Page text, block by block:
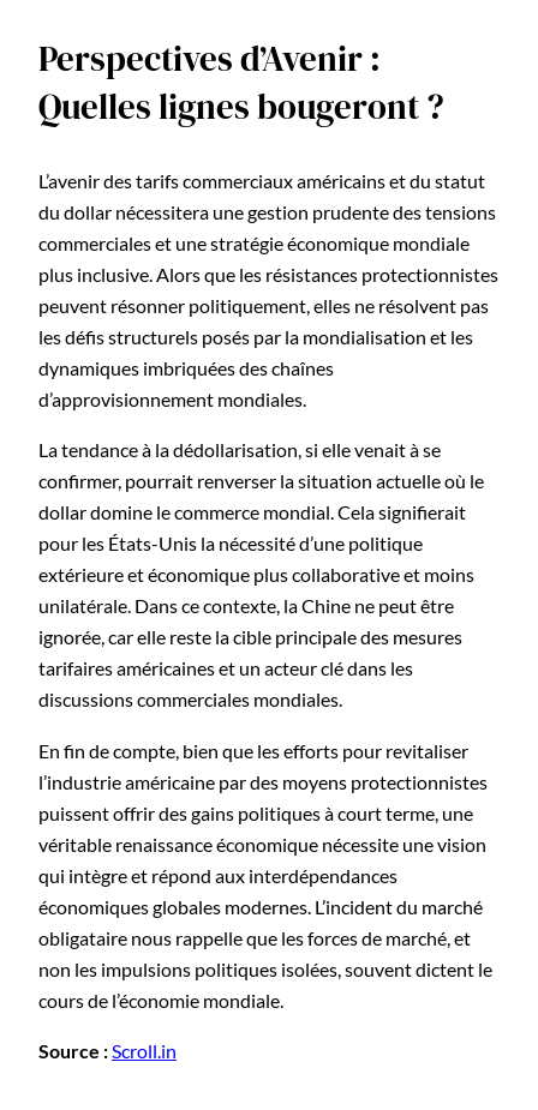
Perspectives d’Avenir :
Quelles lignes bougeront ?
L’avenir des tarifs commerciaux américains et du statut
du dollar nécessitera une gestion prudente des tensions
commerciales et une stratégie économique mondiale
plus inclusive. Alors que les résistances protectionnistes
peuvent résonner politiquement, elles ne résolvent pas
les défis structurels posés par la mondialisation et les
dynamiques imbriquées des chaînes
d’approvisionnement mondiales.
La tendance à la dédollarisation, si elle venait à se
confirmer, pourrait renverser la situation actuelle où le
dollar domine le commerce mondial. Cela signifierait
pour les États-Unis la nécessité d’une politique
extérieure et économique plus collaborative et moins
unilatérale. Dans ce contexte, la Chine ne peut être
ignorée, car elle reste la cible principale des mesures
tarifaires américaines et un acteur clé dans les
discussions commerciales mondiales.
En fin de compte, bien que les efforts pour revitaliser
l’industrie américaine par des moyens protectionnistes
puissent offrir des gains politiques à court terme, une
véritable renaissance économique nécessite une vision
qui intègre et répond aux interdépendances
économiques globales modernes. L’incident du marché
obligataire nous rappelle que les forces de marché, et
non les impulsions politiques isolées, souvent dictent le
cours de l’économie mondiale.
Source :Scroll.in